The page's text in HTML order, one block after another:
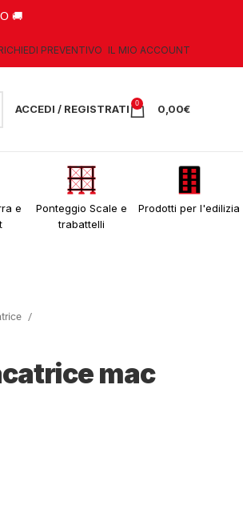
🚚
PREVENTIVO IL MIO ACCOUNT
ACCEDI / REGISTRATI 0 0,00€
e
Ponteggio Scale e
trabattelli
Prodotti per l'edilizia
mac